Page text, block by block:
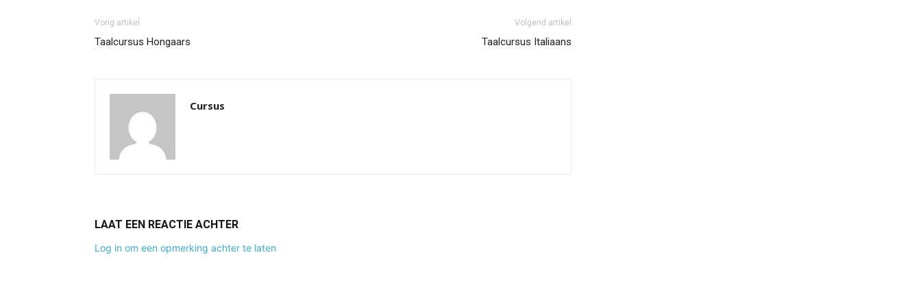
Vorig artikel
Taalcursus Hongaars
Volgend artikel
Taalcursus Italiaans
Cursus
LAAT EEN REACTIE ACHTER
Log in om een opmerking achter te laten